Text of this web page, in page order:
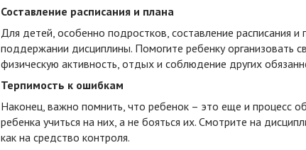
Составление расписания и плана
Для детей, особенно подростков, составление расписания
поддержании дисциплины. Помогите ребенку организовать
физическую активность, отдых и соблюдение других
Терпимость к ошибкам
Наконец, важно помнить, что ребенок – это еще и процесс
ребенка учиться на них, а не бояться их. Смотрите на
как на средство контроля.